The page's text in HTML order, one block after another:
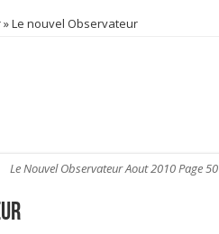
»Le nouvel Observateur
Le Nouvel Observateur Aout 2010 Page 50